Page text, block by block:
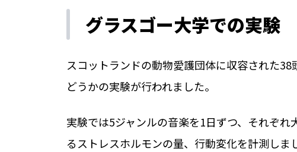
グラスゴー大学での実験
スコットランドの動物愛護団体に収容された
どうかの実験が行われました。
実験では5ジャンルの音楽を1日ずつ、それぞ
るストレスホルモンの量、行動変化を計測しま